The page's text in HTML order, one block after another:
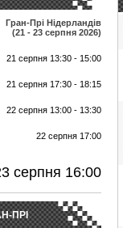
Гран-Прі Нідерландів
(21 - 23 серпня 2026)
21 серпня 13:30 - 15:00
21 серпня 17:30 - 18:15
22 серпня 13:00 - 13:30
22 серпня 17:00
серпня 16:00
ПРІ